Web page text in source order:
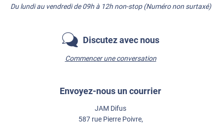
Du lundi au vendredi de 09h à 12h non-stop (Numéro non surtaxé)
Discutez avec nous
Commencer une conversation
Envoyez-nous un courrier
JAM Difus
587 rue Pierre Poivre,